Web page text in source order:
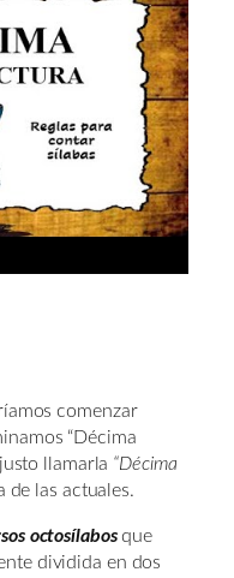
comenzar
“Décima
llamarla “Décima
de las actuales.
octosílabosque
dividida en dos